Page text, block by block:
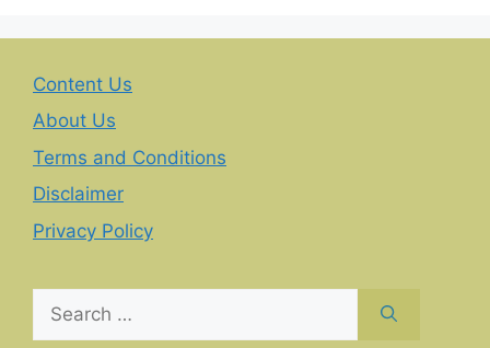
Content Us
About Us
Terms and Conditions
Disclaimer
Privacy Policy
for: